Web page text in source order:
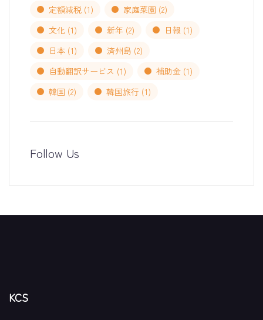
定額減税 (1) 家庭菜園 (2)
文化 (1) 新年 (2) 日報 (1)
日本 (1) 済州島 (2)
自動翻訳サービス (1) 補助金 (1)
韓国 (2) 韓国旅行 (1)
Follow Us
KCS